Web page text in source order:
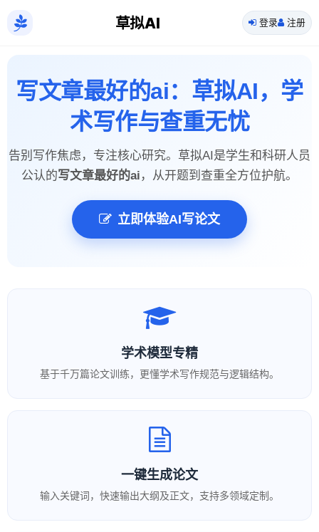
草拟AI 登录 注册
写文章最好的ai：草拟AI，学
术写作与查重无忧
告别写作焦虑，专注核心研究。草拟AI是学生和科研人员
公认的写文章最好的ai ，从开题到查重全方位护航。
立即体验AI写论文
学术模型专精
基于千万篇论文训练，更懂学术写作规范与逻辑结构。
一键生成论文
输入关键词，快速输出大纲及正文，支持多领域定制。